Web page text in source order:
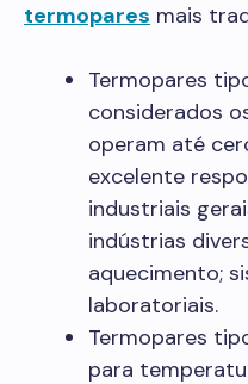
termopares mais
Termopares
considerados
operam até
excelente
industriais
indústrias
aquecimento;
laboratoriais.
Termopares
para